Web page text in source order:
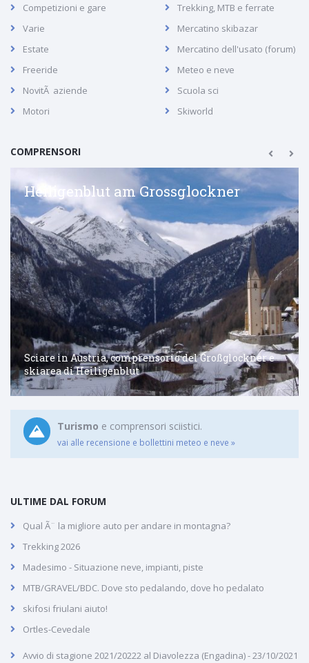
Competizioni e gare
Varie
Estate
Freeride
NovitÃ aziende
Motori
Trekking, MTB e ferrate
Mercatino skibazar
Mercatino dell'usato (forum)
Meteo e neve
Scuola sci
Skiworld
COMPRENSORI
Heiligenblut am Grossglockner
Sciare in Austria, comprensorio del Großglockner e
skiarea di Heiligenblut
Turismo e comprensori sciistici.
vai alle recensione e bollettini meteo e neve »
ULTIME DAL FORUM
Qual Ã¨ la migliore auto per andare in montagna?
Trekking 2026
Madesimo - Situazione neve, impianti, piste
MTB/GRAVEL/BDC. Dove sto pedalando, dove ho pedalato
skifosi friulani aiuto!
Ortles-Cevedale
Avvio di stagione 2021/20222 al Diavolezza (Engadina) - 23/10/2021